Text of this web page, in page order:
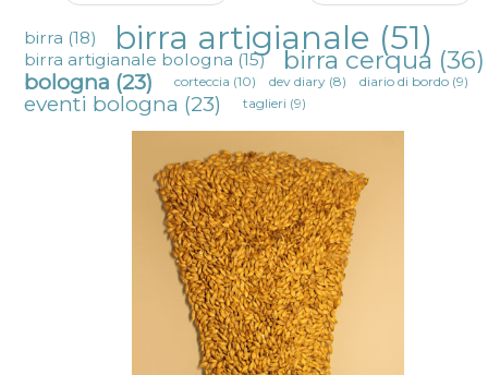
birra (18) birra artigianale (51)
birra artigianale bologna (15) birra cerqua (36)
bologna (23) corteccia (10) dev diary(8) diario di bordo(9)
eventi bologna (23) taglieri (9)